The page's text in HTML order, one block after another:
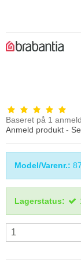
Baseret på 1
Anmeld produkt -
Model/Varenr.:
Lagerstatus: